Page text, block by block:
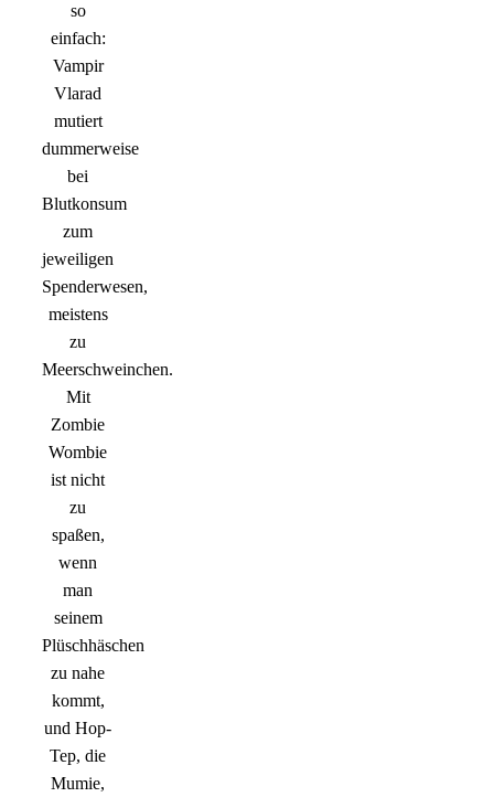
so
einfach:
Vampir
Vlarad
mutiert
dummerweise
bei
Blutkonsum
zum
jeweiligen
Spenderwesen,
meistens
zu
Meerschweinchen.
Mit
Zombie
Wombie
ist nicht
zu
spaßen,
wenn
man
seinem
Plüschhäschen
zu nahe
kommt,
und Hop-
Tep, die
Mumie,